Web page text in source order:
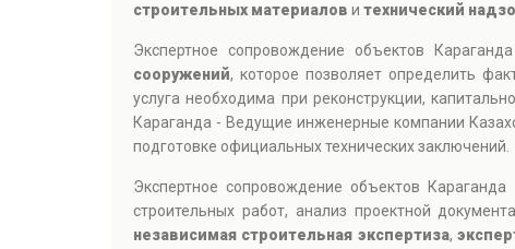
строительных материалов и технический
Экспертное сопровождение объектов
сооружений, которое позволяет определить
услуга необходима при реконструкции,
Караганда - Ведущие инженерные компании
подготовке официальных технических заключений.
Экспертное сопровождение объектов
строительных работ, анализ проектной
независимая строительная экспертиза,